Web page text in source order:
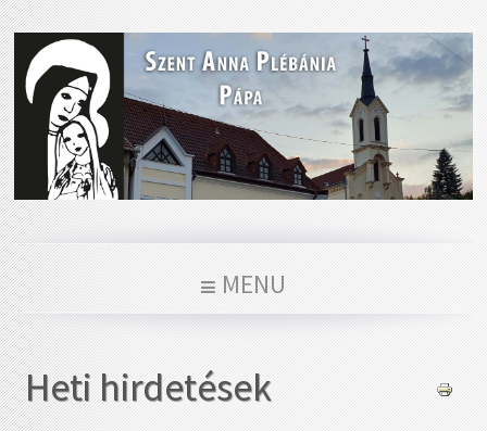
MENU
Heti hirdetések